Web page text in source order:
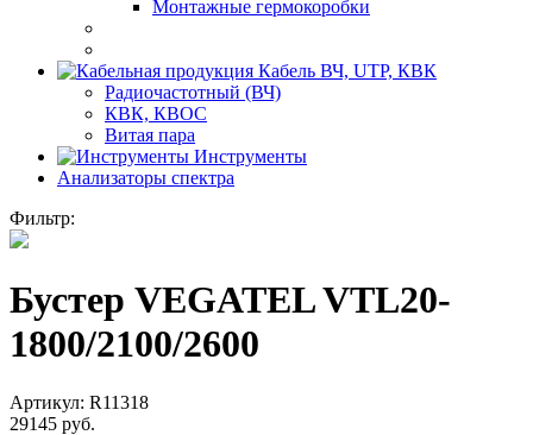
Монтажные гермокоробки
Кабель ВЧ, UTP, КВК
Радиочастотный (ВЧ)
КВК, КВОС
Витая пара
Инструменты
Анализаторы спектра
Фильтр:
Бустер VEGATEL VTL20-
1800/2100/2600
Артикул: R11318
29145 руб.